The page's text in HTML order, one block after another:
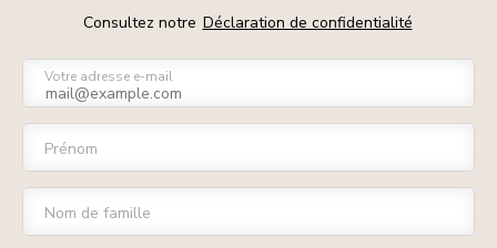
Consultez notre Déclaration de confidentialité
Votre adresse e-mail
Prénom
Nom de famille